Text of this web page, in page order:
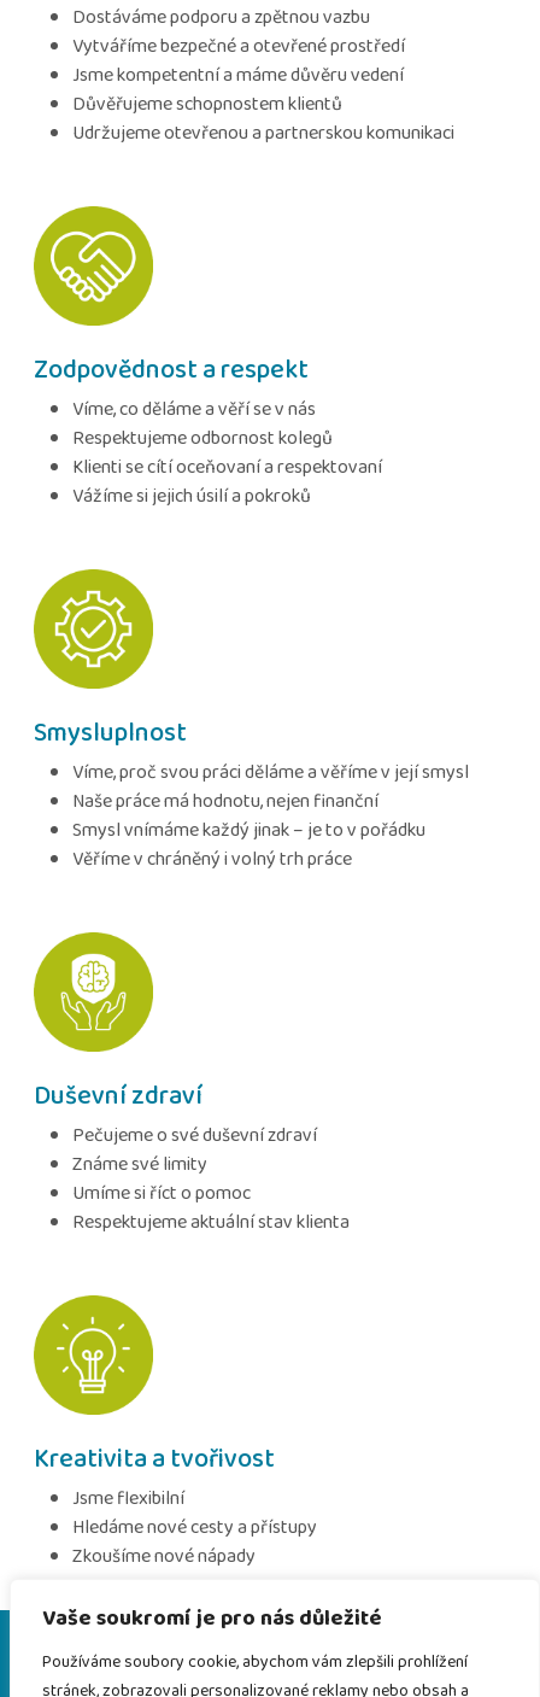
Vaše soukromí je pro nás důležité
Používáme soubory cookie, abychom vám zlepšili prohlížení
stránek, zobrazovali personalizované reklamy nebo obsah a
Dostáváme podporu a zpětnou vazbu
Vytváříme bezpečné a otevřené prostředí
Jsme kompetentní a máme důvěru vedení
Důvěřujeme schopnostem klientů
Udržujeme otevřenou a partnerskou komunikaci
Zodpovědnost a respekt
Víme, co děláme a věří se v nás
Respektujeme odbornost kolegů
Klienti se cítí oceňovaní a respektovaní
Vážíme si jejich úsilí a pokroků
Smysluplnost
Víme, proč svou práci děláme a věříme v její smysl
Naše práce má hodnotu, nejen finanční
Smysl vnímáme každý jinak – je to v pořádku
Věříme v chráněný i volný trh práce
Duševní zdraví
Pečujeme o své duševní zdraví
Známe své limity
Umíme si říct o pomoc
Respektujeme aktuální stav klienta
Kreativita a tvořivost
Jsme flexibilní
Hledáme nové cesty a přístupy
Zkoušíme nové nápady
SPOLUPRÁCE25 z.s.
Lonkova 510, 530 09, Pardubice II - Polabiny